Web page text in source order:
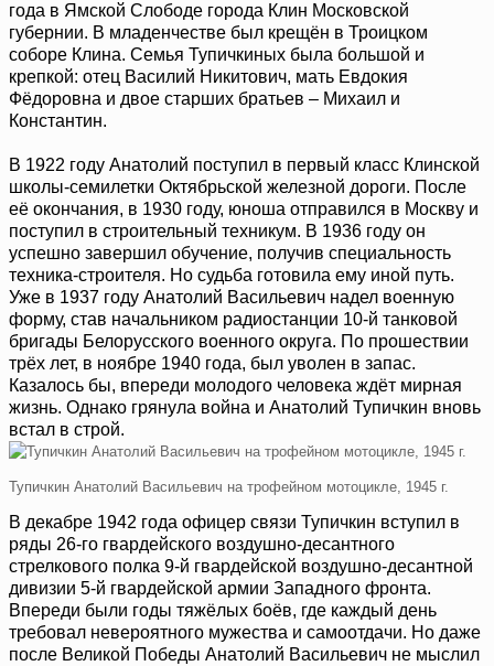
года в Ямской Слободе города Клин Московской
губернии. В младенчестве был крещён в Троицком
соборе Клина. Семья Тупичкиных была большой и
крепкой: отец Василий Никитович, мать Евдокия
Фёдоровна и двое старших братьев – Михаил и
Константин.
В 1922 году Анатолий поступил в первый класс Клинской
школы‑семилетки Октябрьской железной дороги. После
её окончания, в 1930 году, юноша отправился в Москву и
поступил в строительный техникум. В 1936 году он
успешно завершил обучение, получив специальность
техника‑строителя. Но судьба готовила ему иной путь.
Уже в 1937 году Анатолий Васильевич надел военную
форму, став начальником радиостанции 10‑й танковой
бригады Белорусского военного округа. По прошествии
трёх лет, в ноябре 1940 года, был уволен в запас.
Казалось бы, впереди молодого человека ждёт мирная
жизнь. Однако грянула война и Анатолий Тупичкин вновь
встал в строй.
Тупичкин Анатолий Васильевич на трофейном мотоцикле, 1945 г.
В декабре 1942 года офицер связи Тупичкин вступил в
ряды 26‑го гвардейского воздушно‑десантного
стрелкового полка 9-й гвардейской воздушно-десантной
дивизии 5-й гвардейской армии Западного фронта.
Впереди были годы тяжёлых боёв, где каждый день
требовал невероятного мужества и самоотдачи. Но даже
после Великой Победы Анатолий Васильевич не мыслил